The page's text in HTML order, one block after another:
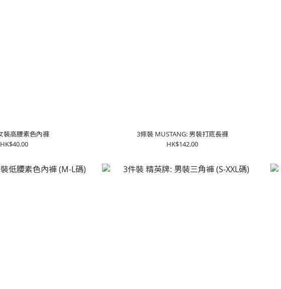
裝高腰素色內褲
HK$40.00
3條裝 MUSTANG: 男裝打底長褲
HK$142.00